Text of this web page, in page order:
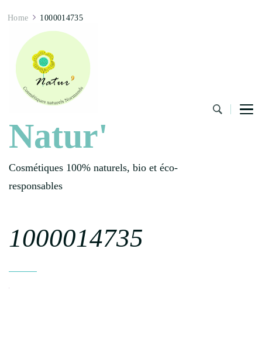
Natur'
Cosmétiques 100% naturels, bio et éco-
responsables
Home 1000014735
1000014735